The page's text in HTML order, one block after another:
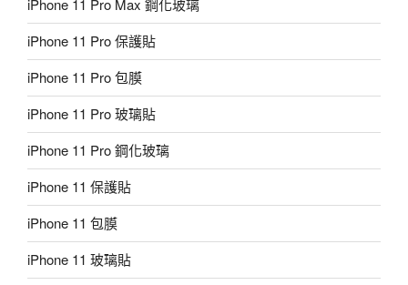
iPhone 11 Pro Max 鋼化玻璃
iPhone 11 Pro 保護貼
iPhone 11 Pro 包膜
iPhone 11 Pro 玻璃貼
iPhone 11 Pro 鋼化玻璃
iPhone 11 保護貼
iPhone 11 包膜
iPhone 11 玻璃貼